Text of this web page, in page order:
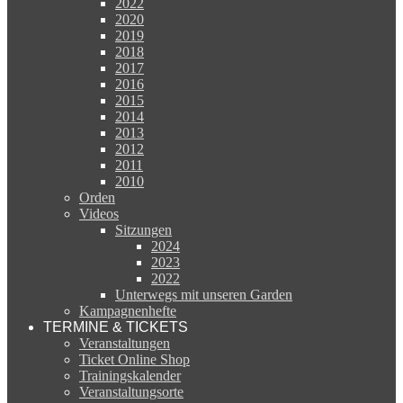
2022
2020
2019
2018
2017
2016
2015
2014
2013
2012
2011
2010
Orden
Videos
Sitzungen
2024
2023
2022
Unterwegs mit unseren Garden
Kampagnenhefte
TERMINE & TICKETS
Veranstaltungen
Ticket Online Shop
Trainingskalender
Veranstaltungsorte